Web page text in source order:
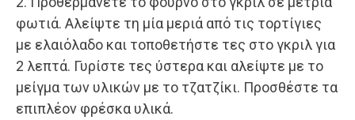
φωτιά. Αλείψτε τη μία μεριά από τις τορτίγιες
με ελαιόλαδο και τοποθετήστε τες στο γκριλ για
2 λεπτά. Γυρίστε τες ύστερα και αλείψτε με το
μείγμα των υλικών με το τζατζίκι. Προσθέστε τα
επιπλέον φρέσκα υλικά.